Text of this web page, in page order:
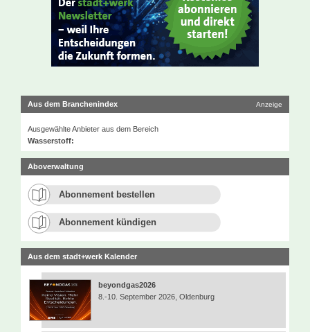
Aus dem Branchenindex Anzeige
Ausgewählte Anbieter aus dem Bereich
Wasserstoff:
Aboverwaltung
Abonnement bestellen
Abonnement kündigen
Aus dem stadt+werk Kalender
beyondgas2026
8.-10. September 2026, Oldenburg